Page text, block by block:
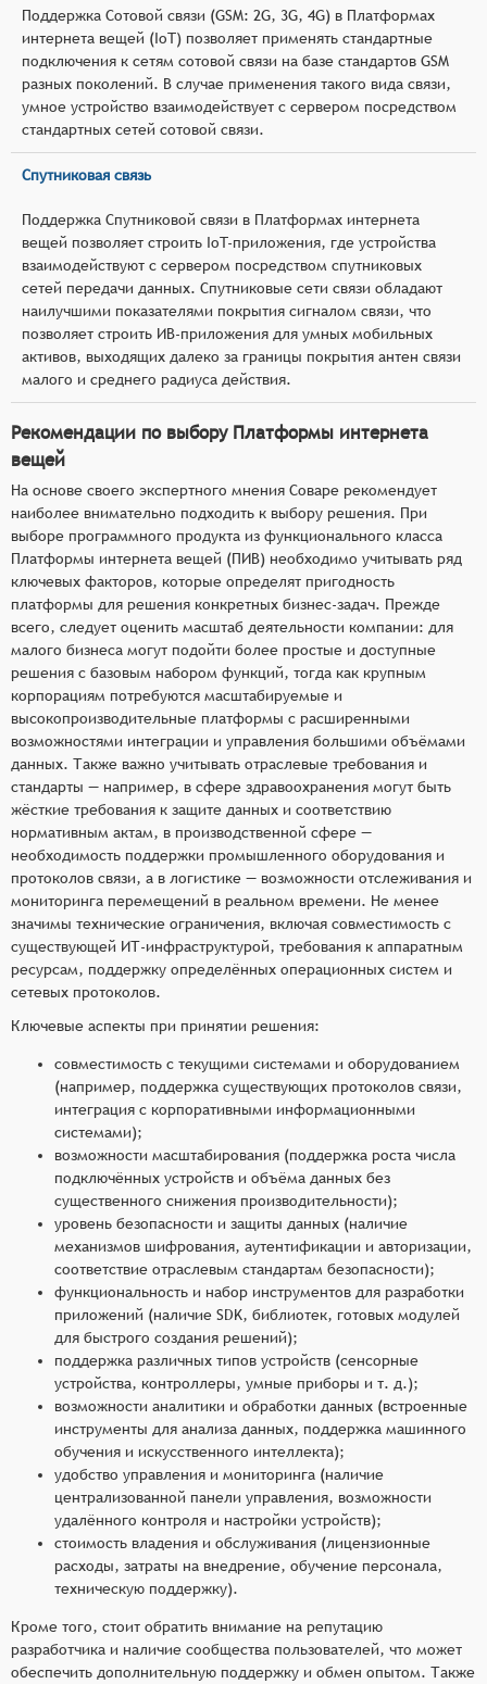
Поддержка Сотовой связи (GSM: 2G, 3G, 4G) в Платформах
интернета вещей (IoT) позволяет применять стандартные
подключения к сетям сотовой связи на базе стандартов GSM
разных поколений. В случае применения такого вида связи,
умное устройство взаимодействует с сервером посредством
стандартных сетей сотовой связи.
Спутниковая связь
Поддержка Спутниковой связи в Платформах интернета
вещей позволяет строить IoT-приложения, где устройства
взаимодействуют с сервером посредством спутниковых
сетей передачи данных. Спутниковые сети связи обладают
наилучшими показателями покрытия сигналом связи, что
позволяет строить ИВ-приложения для умных мобильных
активов, выходящих далеко за границы покрытия антен связи
малого и среднего радиуса действия.
Рекомендации по выбору Платформы интернета
вещей
На основе своего экспертного мнения Соваре рекомендует
наиболее внимательно подходить к выбору решения. При
выборе программного продукта из функционального класса
Платформы интернета вещей (ПИВ) необходимо учитывать ряд
ключевых факторов, которые определят пригодность
платформы для решения конкретных бизнес-задач. Прежде
всего, следует оценить масштаб деятельности компании: для
малого бизнеса могут подойти более простые и доступные
решения с базовым набором функций, тогда как крупным
корпорациям потребуются масштабируемые и
высокопроизводительные платформы с расширенными
возможностями интеграции и управления большими объёмами
данных. Также важно учитывать отраслевые требования и
стандарты — например, в сфере здравоохранения могут быть
жёсткие требования к защите данных и соответствию
нормативным актам, в производственной сфере —
необходимость поддержки промышленного оборудования и
протоколов связи, а в логистике — возможности отслеживания и
мониторинга перемещений в реальном времени. Не менее
значимы технические ограничения, включая совместимость с
существующей ИТ-инфраструктурой, требования к аппаратным
ресурсам, поддержку определённых операционных систем и
сетевых протоколов.
Ключевые аспекты при принятии решения:
совместимость с текущими системами и оборудованием
(например, поддержка существующих протоколов связи,
интеграция с корпоративными информационными
системами);
возможности масштабирования (поддержка роста числа
подключённых устройств и объёма данных без
существенного снижения производительности);
уровень безопасности и защиты данных (наличие
механизмов шифрования, аутентификации и авторизации,
соответствие отраслевым стандартам безопасности);
функциональность и набор инструментов для разработки
приложений (наличие SDK, библиотек, готовых модулей
для быстрого создания решений);
поддержка различных типов устройств (сенсорные
устройства, контроллеры, умные приборы и т. д.);
возможности аналитики и обработки данных (встроенные
инструменты для анализа данных, поддержка машинного
обучения и искусственного интеллекта);
удобство управления и мониторинга (наличие
централизованной панели управления, возможности
удалённого контроля и настройки устройств);
стоимость владения и обслуживания (лицензионные
расходы, затраты на внедрение, обучение персонала,
техническую поддержку).
Кроме того, стоит обратить внимание на репутацию
разработчика и наличие сообщества пользователей, что может
обеспечить дополнительную поддержку и обмен опытом. Также